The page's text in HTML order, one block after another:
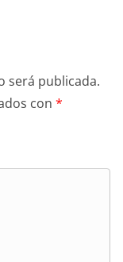
será publicada.
con *